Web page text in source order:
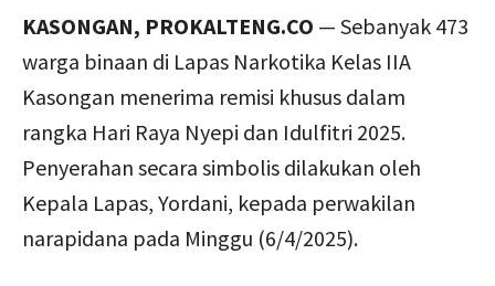
KASONGAN, PROKALTENG.CO — Sebanyak 473
warga binaan di Lapas Narkotika Kelas IIA
Kasongan menerima remisi khusus dalam
rangka Hari Raya Nyepi dan Idulfitri 2025.
Penyerahan secara simbolis dilakukan oleh
Kepala Lapas, Yordani, kepada perwakilan
narapidana pada Minggu (6/4/2025).